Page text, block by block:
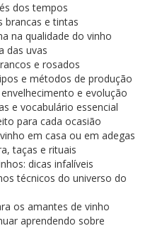
dos tempos
brancas e tintas
na qualidade do vinho
das uvas
e rosados
e métodos de produção
e evolução
e vocabulário essencial
para cada ocasião
em casa ou em adegas
taças e rituais
dicas infalíveis
técnicos do universo do
os amantes de vinho
aprendendo sobre